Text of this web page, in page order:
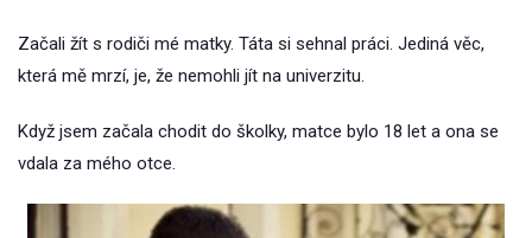
Začali žít s rodiči mé matky. Táta si sehnal práci. Jediná věc,
která mě mrzí, je, že nemohli jít na univerzitu.
Když jsem začala chodit do školky, matce bylo 18 let a ona se
vdala za mého otce.